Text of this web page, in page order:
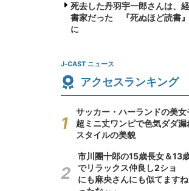
死去した丹羽宇一郎さんは、
書家だった 『死ぬほど読書
に
J-CAST ニュース
アクセスランキング
サッカー・ハーランドの美女
超ミニ丈ワンピで色気ダダ
スタイルの美貌
市川團十郎の15歳長女＆13
でリラックス仲良し2ショ
にも麻央さんにも似てます